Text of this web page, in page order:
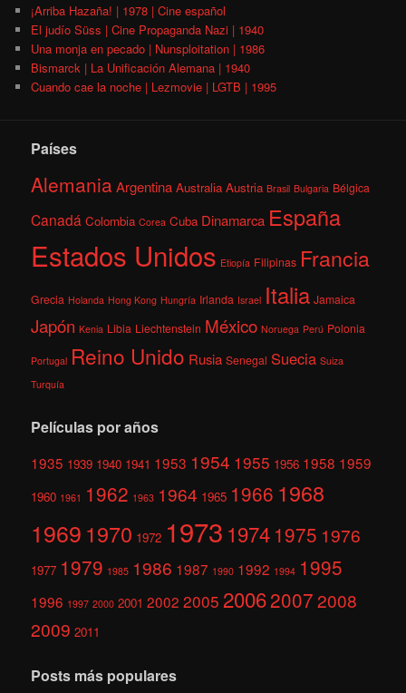
¡Arriba Hazaña! | 1978 | Cine español
El judío Süss | Cine Propaganda Nazi | 1940
Una monja en pecado | Nunsploitation | 1986
Bismarck | La Unificación Alemana | 1940
Cuando cae la noche | Lezmovie | LGTB | 1995
Países
AlemaniaArgentina Australia Austria Brasil Bulgaria Bélgica
Canadá Colombia Corea Cuba Dinamarca España
Estados Unidos Etiopía Filipinas Francia
Grecia Holanda Hong Kong Hungría Irlanda Israel Italia Jamaica
Japón Kenia Libia Liechtenstein México Noruega Perú Polonia
Portugal Reino Unido Rusia Senegal Suecia Suiza
Turquía
Películas por años
1935 1939 1940 1941 1953 1954 1955 1956 1958 1959
1960 1961 1962 1963 1964 1965 1966 1968
1969 1970 1972 1973 1974 1975 1976
1977 1979 1985 1986 1987 1990 1992 1994 1995
1996 1997 2000 2001 2002 2005 200620072008
2009 2011
Posts más populares